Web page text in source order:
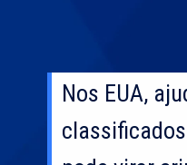
Nos EUA,
Nos EUA,